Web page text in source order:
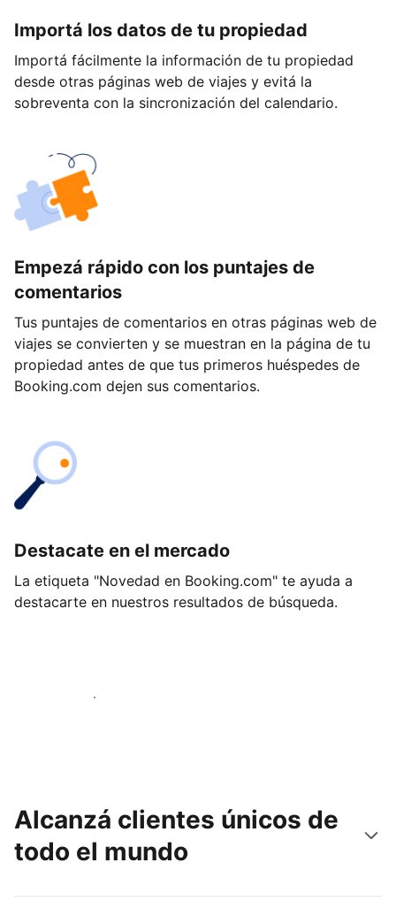
Importá los datos de tu propiedad
Importá fácilmente la información de tu propiedad
desde otras páginas web de viajes y evitá la
sobreventa con la sincronización del calendario.
Empezá rápido con los puntajes de
comentarios
Tus puntajes de comentarios en otras páginas web de
viajes se convierten y se muestran en la página de tu
propiedad antes de que tus primeros huéspedes de
Booking.com dejen sus comentarios.
Destacate en el mercado
La etiqueta "Novedad en Booking.com" te ayuda a
destacarte en nuestros resultados de búsqueda.
Empezá hoy mismo
Alcanzá clientes únicos de
todo el mundo